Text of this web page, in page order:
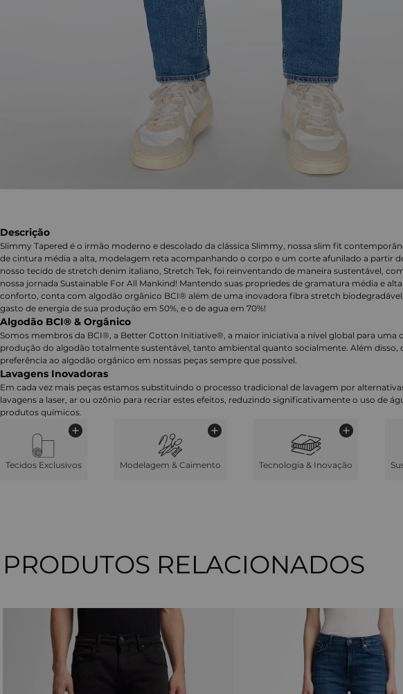
Descrição
Slimmy Tapered é o irmão moderno e descolado da clássica Slimmy, nossa slim fit
de cintura média a alta, modelagem reta acompanhando o corpo e um corte afunilado a partir
nosso tecido de stretch denim italiano, Stretch Tek, foi reinventando de maneira sustentável,
nossa jornada Sustainable For All Mankind! Mantendo suas propriedes de gramatura média e
conforto, conta com algodão orgânico BCI® além de uma inovadora fibra stretch
gasto de energia de sua produção em 50%, e o de agua em 70%!
Algodão BCI® & Orgânico
Somos membros da BCI®, a Better Cotton Initiative®, a maior iniciativa a nível global para uma
produção do algodão totalmente sustentável, tanto ambiental quanto socialmente. Além disso,
preferência ao algodão orgânico em nossas peças sempre que possível.
Lavagens Inovadoras
Em cada vez mais peças estamos substituindo o processo tradicional de lavagem por
lavagens a laser, ar ou ozônio para recriar estes efeitos, reduzindo significativamente o uso de
produtos químicos.
Tecidos Exclusivos Modelagem & Caimento Tecnologia & Inovação
PRODUTOS RELACIONADOS